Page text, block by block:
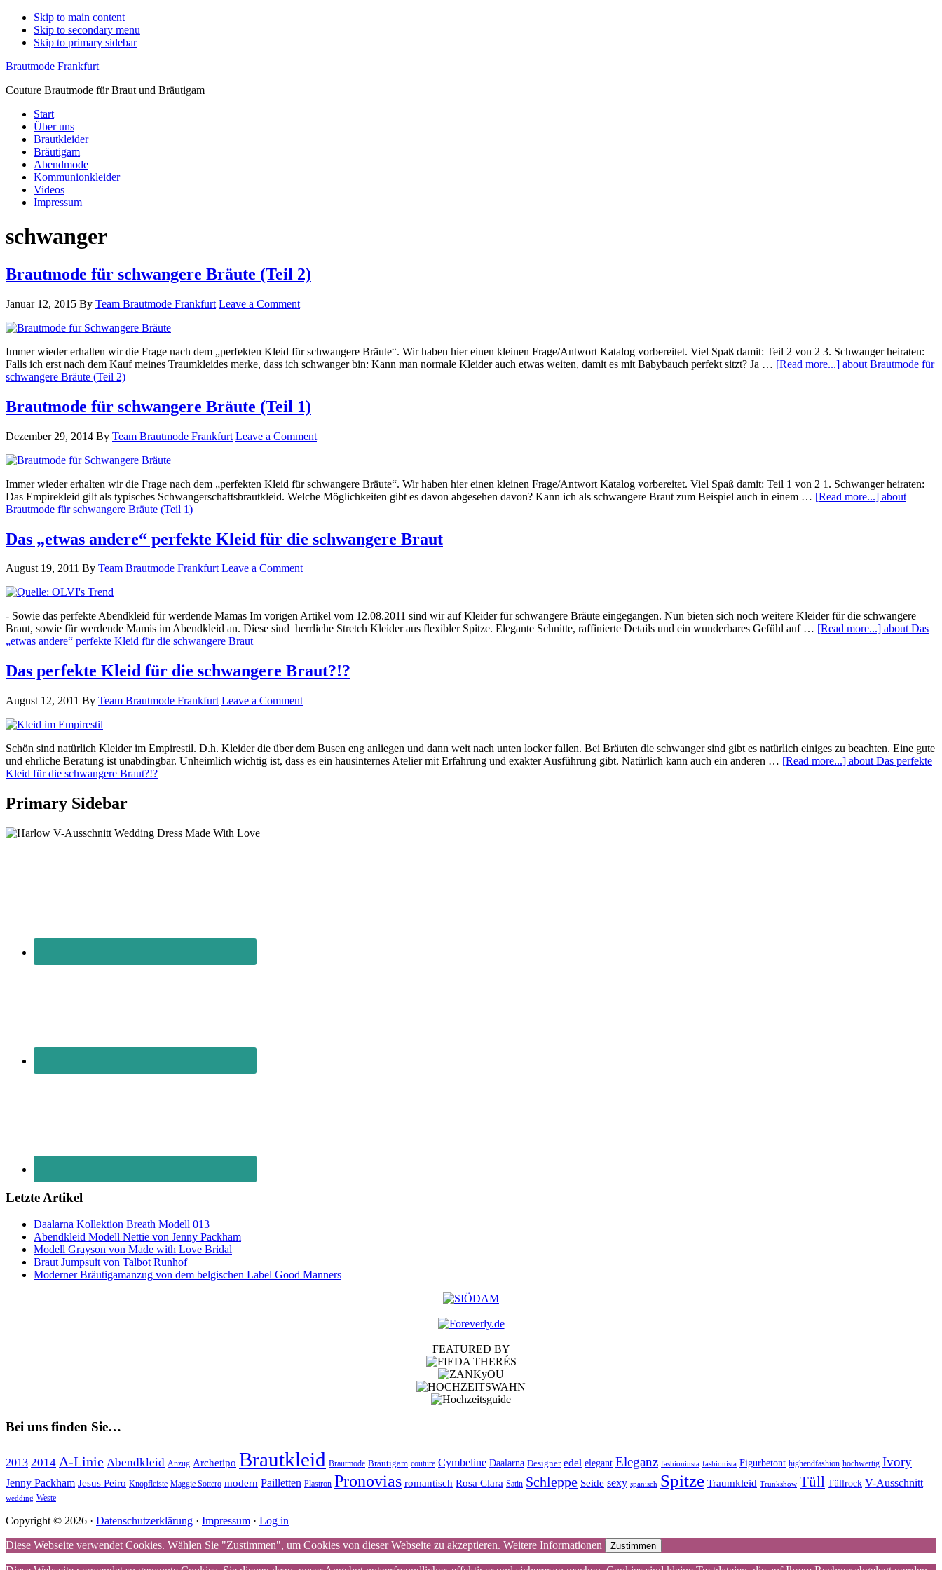
Skip to main content
Skip to secondary menu
Skip to primary sidebar
Brautmode Frankfurt
Couture Brautmode für Braut und Bräutigam
Start
Über uns
Brautkleider
Bräutigam
Abendmode
Kommunionkleider
Videos
Impressum
schwanger
Brautmode für schwangere Bräute (Teil 2)
Januar 12, 2015 By Team Brautmode Frankfurt Leave a Comment
Immer wieder erhalten wir die Frage nach dem „perfekten Kleid für schwangere Bräute“. Wir haben hier einen kleinen Frage/Antwort Katalog vorbereitet. Viel Spaß damit: Teil 2 von 2 3. Schwanger heiraten:
Falls ich erst nach dem Kauf meines Traumkleides merke, dass ich schwanger bin: Kann man normale Kleider auch etwas weiten, damit es mit Babybauch perfekt sitzt? Ja … [Read more...] about Brautmode für
schwangere Bräute (Teil 2)
Brautmode für schwangere Bräute (Teil 1)
Dezember 29, 2014 By Team Brautmode Frankfurt Leave a Comment
Immer wieder erhalten wir die Frage nach dem „perfekten Kleid für schwangere Bräute“. Wir haben hier einen kleinen Frage/Antwort Katalog vorbereitet. Viel Spaß damit: Teil 1 von 2 1. Schwanger heiraten:
Das Empirekleid gilt als typisches Schwangerschaftsbrautkleid. Welche Möglichkeiten gibt es davon abgesehen davon? Kann ich als schwangere Braut zum Beispiel auch in einem … [Read more...] about
Brautmode für schwangere Bräute (Teil 1)
Das „etwas andere“ perfekte Kleid für die schwangere Braut
August 19, 2011 By Team Brautmode Frankfurt Leave a Comment
- Sowie das perfekte Abendkleid für werdende Mamas Im vorigen Artikel vom 12.08.2011 sind wir auf Kleider für schwangere Bräute eingegangen. Nun bieten sich noch weitere Kleider für die schwangere
Braut, sowie für werdende Mamis im Abendkleid an. Diese sind herrliche Stretch Kleider aus flexibler Spitze. Elegante Schnitte, raffinierte Details und ein wunderbares Gefühl auf … [Read more...] about Das
„etwas andere“ perfekte Kleid für die schwangere Braut
Das perfekte Kleid für die schwangere Braut?!?
August 12, 2011 By Team Brautmode Frankfurt Leave a Comment
Schön sind natürlich Kleider im Empirestil. D.h. Kleider die über dem Busen eng anliegen und dann weit nach unten locker fallen. Bei Bräuten die schwanger sind gibt es natürlich einiges zu beachten. Eine gute
und ehrliche Beratung ist unabdingbar. Unheimlich wichtig ist, dass es ein hausinternes Atelier mit Erfahrung und exakter Ausführung gibt. Natürlich kann auch ein anderen … [Read more...] about Das perfekte
Kleid für die schwangere Braut?!?
Primary Sidebar
Letzte Artikel
Daalarna Kollektion Breath Modell 013
Abendkleid Modell Nettie von Jenny Packham
Modell Grayson von Made with Love Bridal
Braut Jumpsuit von Talbot Runhof
Moderner Bräutigamanzug von dem belgischen Label Good Manners
FEATURED BY
Bei uns finden Sie…
2013 2014 A-Linie Abendkleid Anzug Archetipo Brautkleid Brautmode Bräutigam couture Cymbeline Daalarna Designer edel elegant Eleganz fashioninsta fashionista Figurbetont highendfashion hochwertig Ivory
Jenny Packham Jesus Peiro Knopfleiste Maggie Sottero modern Pailletten Plastron Pronovias romantisch Rosa Clara Satin Schleppe Seide sexy spanisch Spitze Traumkleid Trunkshow Tüll Tüllrock V-Ausschnitt
wedding Weste
Copyright © 2026 · Datenschutzerklärung · Impressum · Log in
Diese Webseite verwendet Cookies. Wählen Sie "Zustimmen", um Cookies von dieser Webseite zu akzeptieren. Weitere Informationen Zustimmen